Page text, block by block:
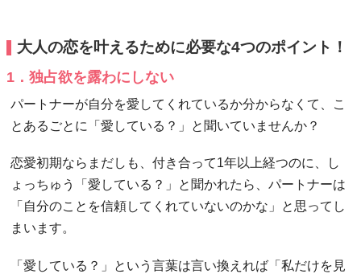
大人の恋を叶えるために必要な4つのポイント！
1．独占欲を露わにしない
パートナーが自分を愛してくれているか分からなくて、こ
とあるごとに「愛している？」と聞いていませんか？
恋愛初期ならまだしも、付き合って1年以上経つのに、し
ょっちゅう「愛している？」と聞かれたら、パートナーは
「自分のことを信頼してくれていないのかな」と思ってし
まいます。
「愛している？」という言葉は言い換えれば「私だけを見